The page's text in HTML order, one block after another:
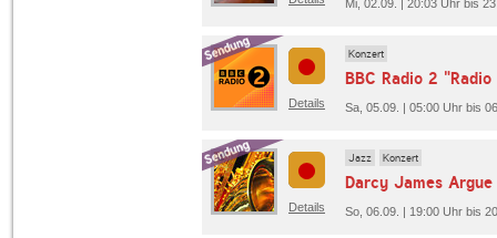
Mi, 02.09. | 20:03 Uhr bis
Details
Konzert
BBC Radio 2
Sa, 05.09. | 05:00 Uhr bis
Details
Jazz Konzert
So, 06.09. | 19:00 Uhr bis